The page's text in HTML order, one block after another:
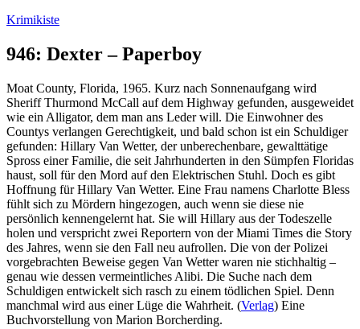
Zum
springen
Krimikiste
946: Dexter – Paperboy
Moat County, Florida, 1965. Kurz nach Sonnenaufgang wird
Sheriff Thurmond McCall auf dem Highway gefunden, ausgeweidet
wie ein Alligator, dem man ans Leder will. Die Einwohner des
Countys verlangen Gerechtigkeit, und bald schon ist ein Schuldiger
gefunden: Hillary Van Wetter, der unberechenbare, gewalttätige
Spross einer Familie, die seit Jahrhunderten in den Sümpfen Floridas
haust, soll für den Mord auf den Elektrischen Stuhl. Doch es gibt
Hoffnung für Hillary Van Wetter. Eine Frau namens Charlotte Bless
fühlt sich zu Mördern hingezogen, auch wenn sie diese nie
persönlich kennengelernt hat. Sie will Hillary aus der Todeszelle
holen und verspricht zwei Reportern von der Miami Times die Story
des Jahres, wenn sie den Fall neu aufrollen. Die von der Polizei
vorgebrachten Beweise gegen Van Wetter waren nie stichhaltig –
genau wie dessen vermeintliches Alibi. Die Suche nach dem
Schuldigen entwickelt sich rasch zu einem tödlichen Spiel. Denn
manchmal wird aus einer Lüge die Wahrheit. (Verlag) Eine
Buchvorstellung von Marion Borcherding.